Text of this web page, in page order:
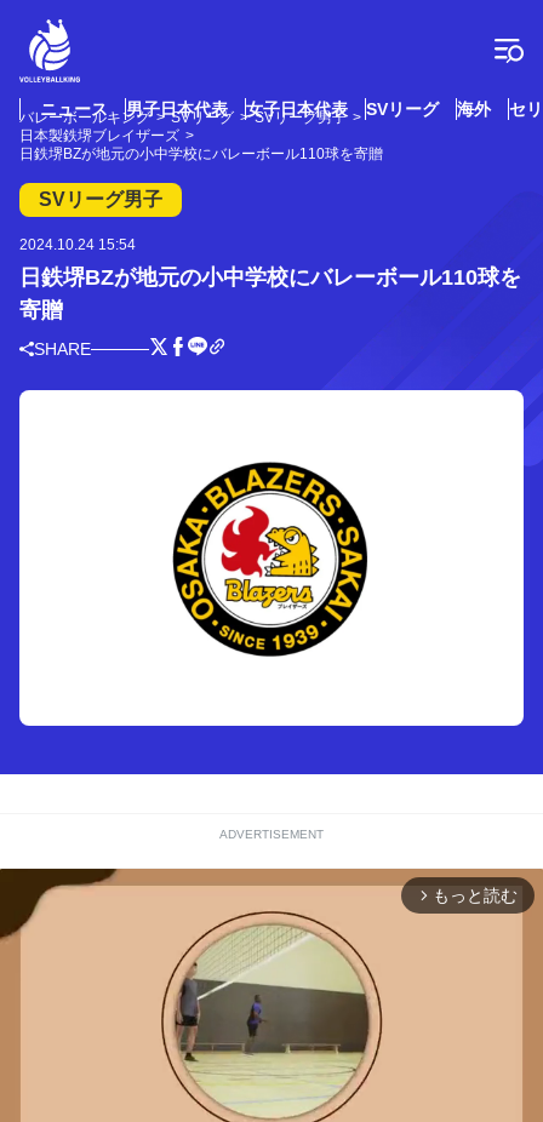
ニュース 男子日本代表 女子日本代表 SVリーグ 海外 セ
バレーボールキング SVリーグ
SVリーグ男子
日本製鉄堺ブレイザーズ
日鉄堺BZが地元の小中学校にバレーボール110球を寄贈
SVリーグ男子
2024.10.24 15:54
日鉄堺BZが地元の小中学校にバレーボール110球を
寄贈
SHARE
ADVERTISEMENT
arrow_forward_ios もっと読む